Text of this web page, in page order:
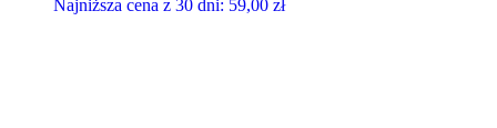
Najniższa cena z 30 dni: 59,00 zł